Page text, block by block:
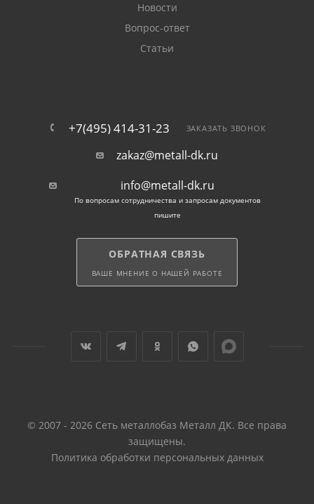
Новости
Вопрос-ответ
Статьи
+7(495) 414-31-23 ЗАКАЗАТЬ ЗВОНОК
zakaz@metall-dk.ru
info@metall-dk.ru
По вопросам сотрудничества и запросам документов
пишите
ОБРАТНАЯ СВЯЗЬ
ВАШЕ МНЕНИЕ О НАШЕЙ РАБОТЕ
© 2007 - 2026 Сеть металлобаз Металл ДК. Все права
защищены.
Политика обработки персональных данных